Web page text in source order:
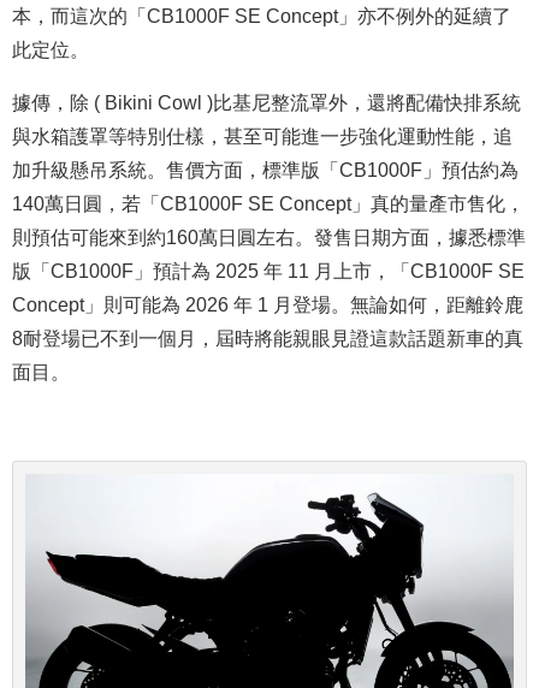
本，而這次的「CB1000F SE Concept」亦不例外的延續了
此定位。
據傳，除 ( Bikini Cowl )比基尼整流罩外，還將配備快排系統
與水箱護罩等特別仕樣，甚至可能進一步強化運動性能，追
加升級懸吊系統。售價方面，標準版「CB1000F」預估約為
140萬日圓，若「CB1000F SE Concept」真的量產市售化，
則預估可能來到約160萬日圓左右。發售日期方面，據悉標準
版「CB1000F」預計為 2025 年 11 月上市，「CB1000F SE
Concept」則可能為 2026 年 1 月登場。無論如何，距離鈴鹿
8耐登場已不到一個月，屆時將能親眼見證這款話題新車的真
面目。